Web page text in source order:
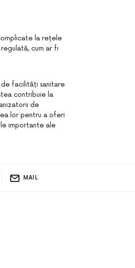
la rețele
cum ar fi
facilități sanitare
contribuie la
de
lor pentru a oferi
importante ale
MAIL